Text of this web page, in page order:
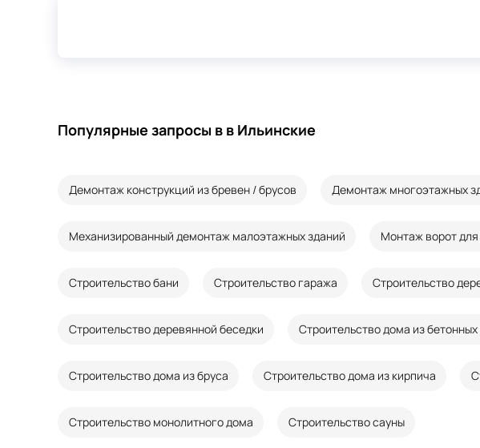
Популярные запросы в в Ильинские
Демонтаж конструкций из бревен / брусов Демонтаж многоэтажных
Механизированный демонтаж малоэтажных зданий Монтаж ворот
Строительство бани Строительство гаража Строительство
Строительство деревянной беседки Строительство дома из бетонных
Строительство дома из бруса Строительство дома из кирпича
Строительство монолитного дома Строительство сауны